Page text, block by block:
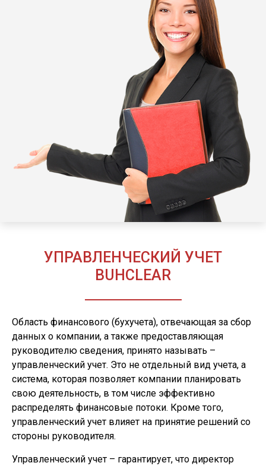
УПРАВЛЕНЧЕСКИЙ УЧЕТ
BUHCLEAR
Область финансового (бухучета), отвечающая за сбор
данных о компании, а также предоставляющая
руководителю сведения, принято называть –
управленческий учет. Это не отдельный вид учета, а
система, которая позволяет компании планировать
свою деятельность, в том числе эффективно
распределять финансовые потоки. Кроме того,
управленческий учет влияет на принятие решений со
стороны руководителя.
Управленческий учет – гарантирует, что директор